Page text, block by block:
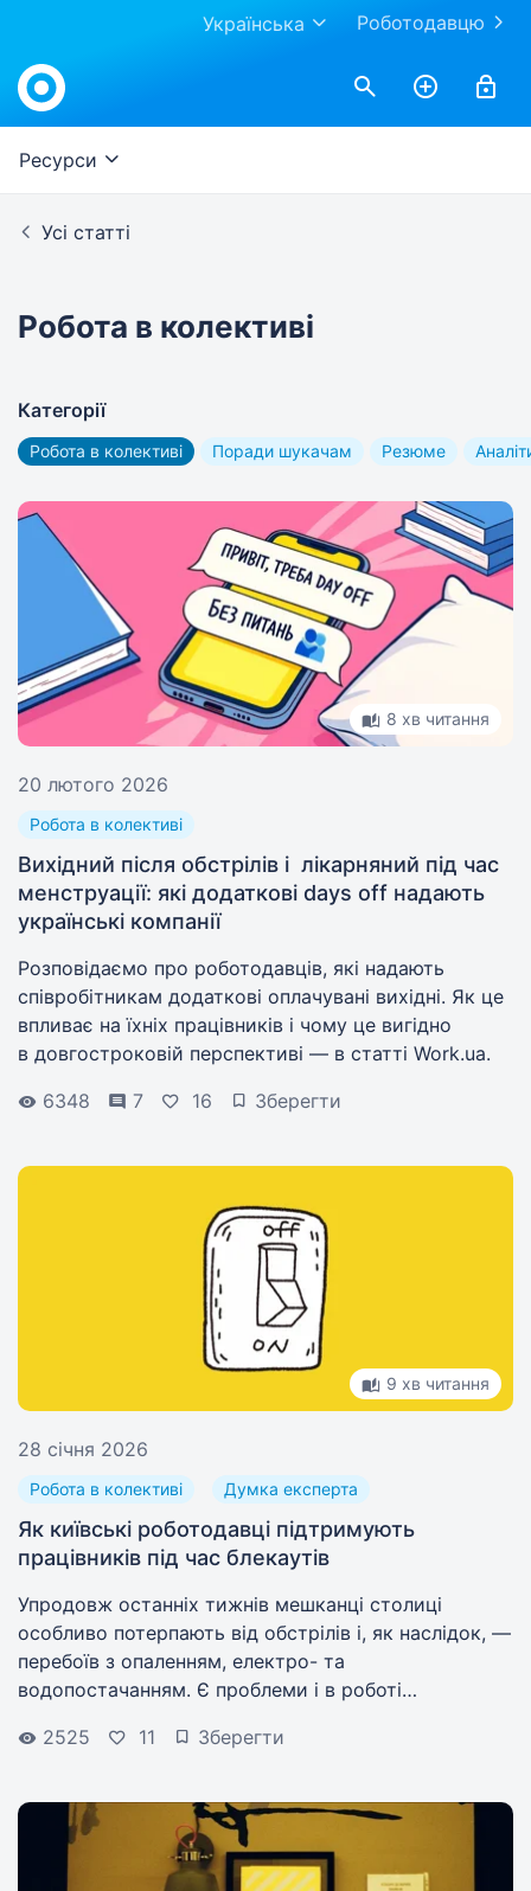
Роботодавцю
Українська
Work.ua
Ресурси
Усі статті
Робота в колективі
Категорії
Робота в колективі Поради шукачам Резюме
8 хв читання
20 лютого 2026
Робота в колективі
Вихідний після обстрілів і лікарняний під час
менструації: які додаткові days off надають
українські компанії
Розповідаємо про роботодавців, які надають
співробітникам додаткові оплачувані вихідні. Як це
впливає на їхніх працівників і чому це вигідно
в довгостроковій перспективі — в статті Work.ua.
6348
7 16 Зберегти
9 хв читання
28 січня 2026
Робота в колективі Думка експерта
Як київські роботодавці підтримують
працівників під час блекаутів
Упродовж останніх тижнів мешканці столиці
особливо потерпають від обстрілів і, як наслідок, —
перебоїв з опаленням, електро- та
водопостачанням. Є проблеми і в роботі
працює, а й підтримує співробітників?
2525 11 Зберегти